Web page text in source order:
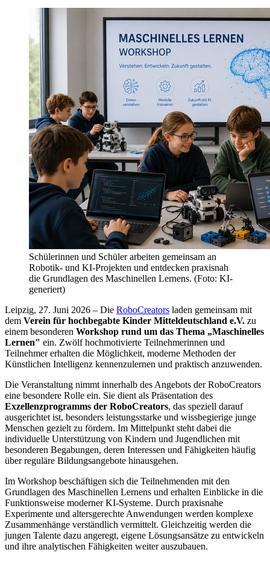
Schülerinnen und Schüler arbeiten gemeinsam an
Robotik- und KI-Projekten und entdecken praxisnah
die Grundlagen des Maschinellen Lernens. (Foto: KI-
generiert)
Leipzig, 27. Juni 2026 – Die RoboCreators laden gemeinsam mit
dem Verein für hochbegabte Kinder Mitteldeutschland e.V. zu
einem besonderen Workshop rund um das Thema „Maschinelles
Lernen" ein. Zwölf hochmotivierte Teilnehmerinnen und
Teilnehmer erhalten die Möglichkeit, moderne Methoden der
Künstlichen Intelligenz kennenzulernen und praktisch anzuwenden.
Die Veranstaltung nimmt innerhalb des Angebots der RoboCreators
eine besondere Rolle ein. Sie dient als Präsentation des
Exzellenzprogramms der RoboCreators, das speziell darauf
ausgerichtet ist, besonders leistungsstarke und wissbegierige junge
Menschen gezielt zu fördern. Im Mittelpunkt steht dabei die
individuelle Unterstützung von Kindern und Jugendlichen mit
besonderen Begabungen, deren Interessen und Fähigkeiten häufig
über reguläre Bildungsangebote hinausgehen.
Im Workshop beschäftigen sich die Teilnehmenden mit den
Grundlagen des Maschinellen Lernens und erhalten Einblicke in die
Funktionsweise moderner KI-Systeme. Durch praxisnahe
Experimente und altersgerechte Anwendungen werden komplexe
Zusammenhänge verständlich vermittelt. Gleichzeitig werden die
jungen Talente dazu angeregt, eigene Lösungsansätze zu entwickeln
und ihre analytischen Fähigkeiten weiter auszubauen.